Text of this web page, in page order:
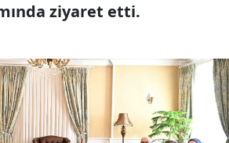
ziyaret etti.